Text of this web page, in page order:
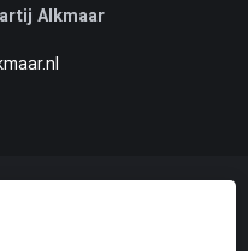
Alkmaar
Alkmaar